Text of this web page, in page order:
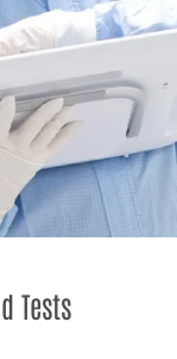
Tests